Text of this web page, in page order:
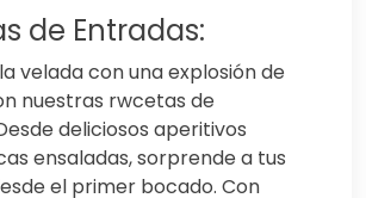
de Entradas:
velada con una explosión de
nuestras rwcetas de
deliciosos aperitivos
ensaladas, sorprende a tus
el primer bocado. Con